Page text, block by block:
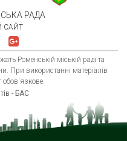
РАДА
САЙТ
Роменській міській раді та
При використанні матеріалів
обов'язкове.
- БАС